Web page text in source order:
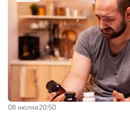
08 июляв20:50